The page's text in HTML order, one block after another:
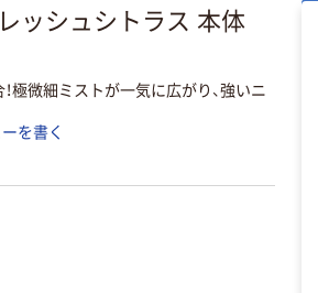
ッシュシトラス 本体
極微細ミストが一気に広がり、強いニ
を書く